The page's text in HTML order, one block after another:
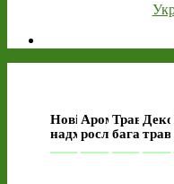
Нові
надходження
Ароматичні
рослини